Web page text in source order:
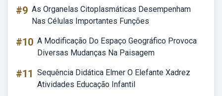
#9 As Organelas Citoplasmáticas Desempenham
Nas Células Importantes Funções
#10 A Modificação Do Espaço Geográfico Provoca
Diversas Mudanças Na Paisagem
#11 Sequência Didática Elmer O Elefante Xadrez
Atividades Educação Infantil